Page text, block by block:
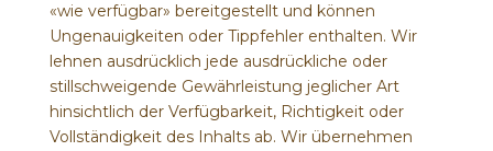
«wie verfügbar» bereitgestellt und können
Ungenauigkeiten oder Tippfehler enthalten. Wir
lehnen ausdrücklich jede ausdrückliche oder
stillschweigende Gewährleistung jeglicher Art
hinsichtlich der Verfügbarkeit, Richtigkeit oder
Vollständigkeit des Inhalts ab. Wir übernehmen